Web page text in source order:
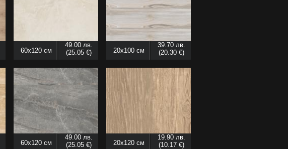
60x120 см
49.00 лв.
(25.05 €)
20x100 см
39.70 лв.
(20.30 €)
60x120 см
49.00 лв.
(25.05 €)
20x120 см
19.90 лв.
(10.17 €)